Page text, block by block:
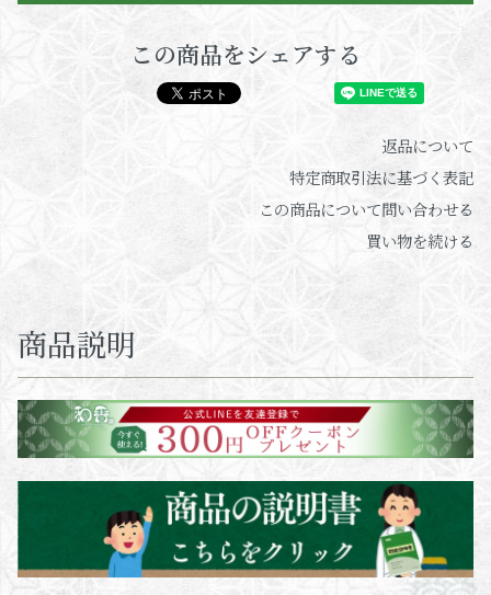
この商品をシェアする
返品について
特定商取引法に基づく表記
この商品について問い合わせる
買い物を続ける
商品説明